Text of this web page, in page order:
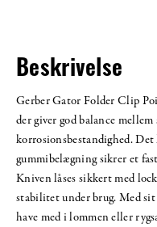
Beskrivelse
Gerber Gator Folder Clip
der giver god balance
korrosionsbestandighed.
gummibelægning sikrer et
Kniven låses sikkert med
stabilitet under brug. Med
have med i lommen eller